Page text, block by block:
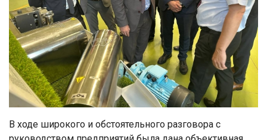
В ходе широкого и обстоятельного разговора с